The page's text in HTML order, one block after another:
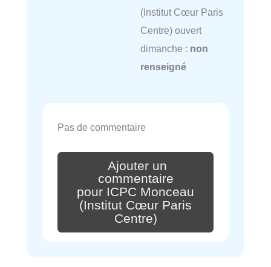
(Institut Cœur Paris
Centre) ouvert
dimanche : non
renseigné
Pas de commentaire
Ajouter un
commentaire
pour ICPC Monceau
(Institut Cœur Paris
Centre)